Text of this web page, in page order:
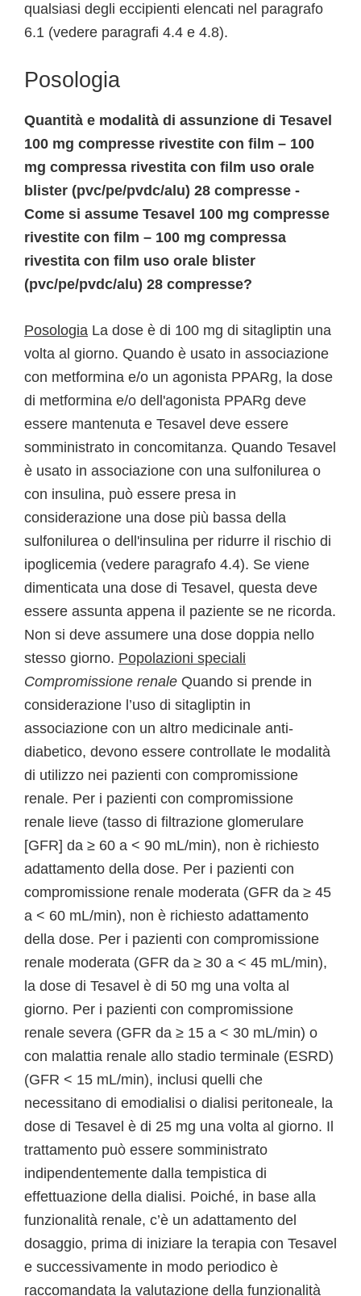
qualsiasi degli eccipienti elencati nel paragrafo
6.1 (vedere paragrafi 4.4 e 4.8).
Posologia
Quantità e modalità di assunzione di Tesavel
100 mg compresse rivestite con film – 100
mg compressa rivestita con film uso orale
blister (pvc/pe/pvdc/alu) 28 compresse -
Come si assume Tesavel 100 mg compresse
rivestite con film – 100 mg compressa
rivestita con film uso orale blister
(pvc/pe/pvdc/alu) 28 compresse?
Posologia La dose è di 100 mg di sitagliptin una
volta al giorno. Quando è usato in associazione
con metformina e/o un agonista PPARg, la dose
di metformina e/o dell'agonista PPARg deve
essere mantenuta e Tesavel deve essere
somministrato in concomitanza. Quando Tesavel
è usato in associazione con una sulfonilurea o
con insulina, può essere presa in
considerazione una dose più bassa della
sulfonilurea o dell'insulina per ridurre il rischio di
ipoglicemia (vedere paragrafo 4.4). Se viene
dimenticata una dose di Tesavel, questa deve
essere assunta appena il paziente se ne ricorda.
Non si deve assumere una dose doppia nello
stesso giorno. Popolazioni speciali
Compromissione renale Quando si prende in
considerazione l’uso di sitagliptin in
associazione con un altro medicinale anti-
diabetico, devono essere controllate le modalità
di utilizzo nei pazienti con compromissione
renale. Per i pazienti con compromissione
renale lieve (tasso di filtrazione glomerulare
[GFR] da ≥ 60 a < 90 mL/min), non è richiesto
adattamento della dose. Per i pazienti con
compromissione renale moderata (GFR da ≥ 45
a < 60 mL/min), non è richiesto adattamento
della dose. Per i pazienti con compromissione
renale moderata (GFR da ≥ 30 a < 45 mL/min),
la dose di Tesavel è di 50 mg una volta al
giorno. Per i pazienti con compromissione
renale severa (GFR da ≥ 15 a < 30 mL/min) o
con malattia renale allo stadio terminale (ESRD)
(GFR < 15 mL/min), inclusi quelli che
necessitano di emodialisi o dialisi peritoneale, la
dose di Tesavel è di 25 mg una volta al giorno. Il
trattamento può essere somministrato
indipendentemente dalla tempistica di
effettuazione della dialisi. Poiché, in base alla
funzionalità renale, c’è un adattamento del
dosaggio, prima di iniziare la terapia con Tesavel
e successivamente in modo periodico è
raccomandata la valutazione della funzionalità